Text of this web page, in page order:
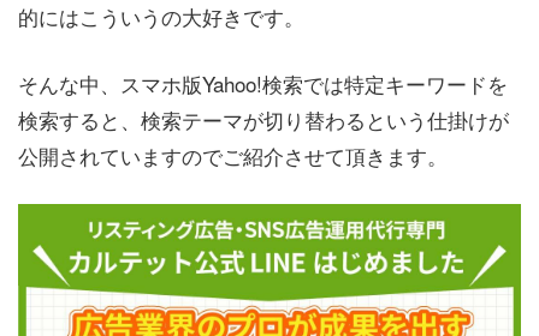
的にはこういうの大好きです。
そんな中、スマホ版Yahoo!検索では特定キーワードを
検索すると、検索テーマが切り替わるという仕掛けが
公開されていますのでご紹介させて頂きます。